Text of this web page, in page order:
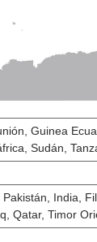
Guinea
Sudán,
India,
Qatar, Timor